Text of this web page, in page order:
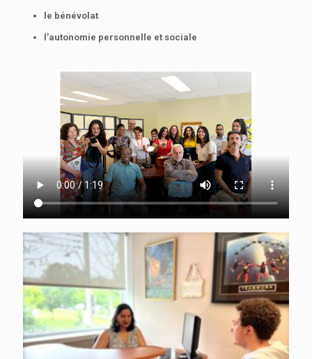
le bénévolat
l’autonomie personnelle et sociale